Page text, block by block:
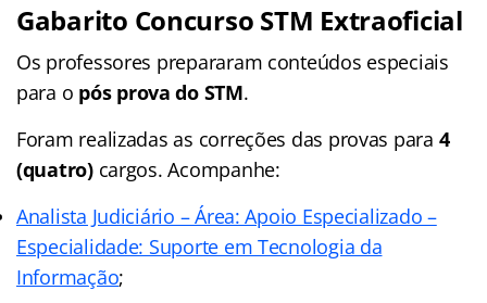
Gabarito Concurso STM Extraoficial
Os professores prepararam conteúdos especiais
para o pós prova do STM.
Foram realizadas as correções das provas para 4
(quatro)cargos. Acompanhe:
Analista Judiciário – Área: Apoio Especializado –
Especialidade: Suporte em Tecnologia da
Informação;